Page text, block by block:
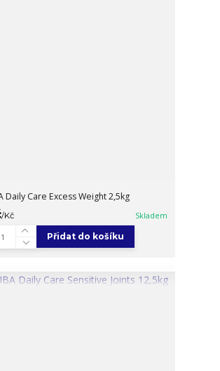
Daily Care Excess Weight 2,5kg
/Kč Skladem
Přidat do košíku